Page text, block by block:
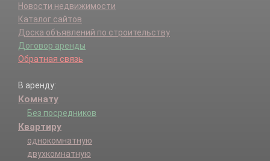
Новости недвижимости
Каталог сайтов
Доска объявлений по строительству
Договор аренды
Обратная связь
В аренду:
Комнату
Без посредников
Квартиру
однокомнатную
двухкомнатную